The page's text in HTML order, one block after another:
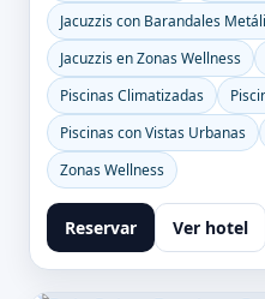
Jacuzzis con Barandales
Jacuzzis en Zonas Wellness
Piscinas Climatizadas
Piscinas con Vistas Urbanas
Zonas Wellness
Reservar Ver hotel